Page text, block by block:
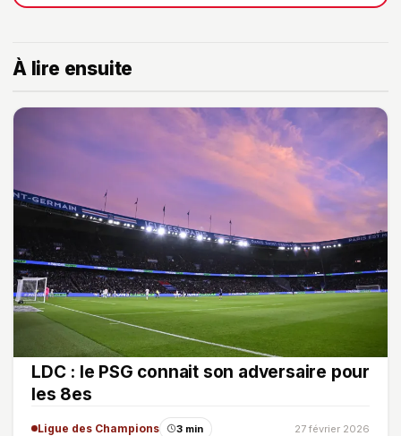
À lire ensuite
LDC : le PSG connait son adversaire pour
les 8es
Ligue des Champions 3 min 27 février 2026